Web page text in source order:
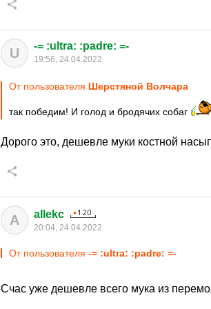
U -= :ultra: :padre: =-
19:56, 24.04.2022
От пользователя Шерстяной Волчара
так победим! И голод и бродячих собаг
Дорого это, дешевле муки костной
A allekc
20:04, 24.04.2022
От пользователя -= :ultra: :padre: =-
Счас уже дешевле всего мука из